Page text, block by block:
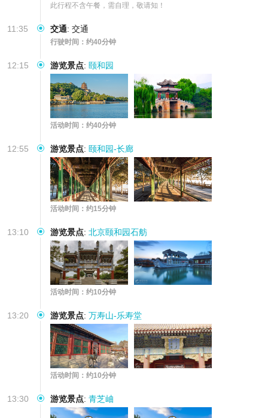
此行程不含午餐，需自理，敬请知！
11:35 交通: 交通
行驶时间：约40分钟
12:15 游览景点: 颐和园
活动时间：约40分钟
12:55 游览景点: 颐和园-长廊
活动时间：约15分钟
13:10 游览景点: 北京颐和园石舫
活动时间：约10分钟
13:20 游览景点: 万寿山-乐寿堂
活动时间：约10分钟
13:30 游览景点: 青芝岫